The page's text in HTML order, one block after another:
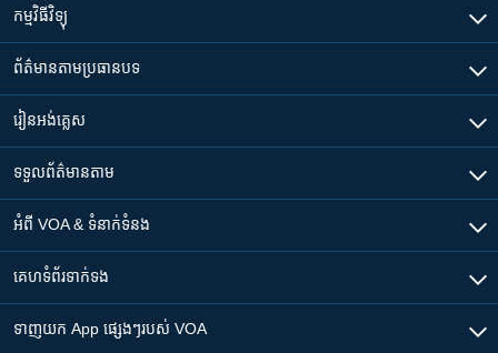
កម្មវិធី​វិទ្យុ
ព័ត៌មាន​តាមប្រធានបទ​
រៀន​​អង់គ្លេស
ទទួល​ព័ត៌មាន​តាម
អំពី​ VOA & ទំនាក់ទំនង
គេហទំព័រ​​ទាក់ទង
ទាញយក​ App ផ្សេងៗ​របស់​ VOA